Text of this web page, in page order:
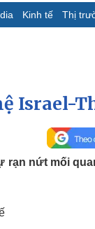
Kinh tế Thị
Thể
Israel-
rạn nứt mối